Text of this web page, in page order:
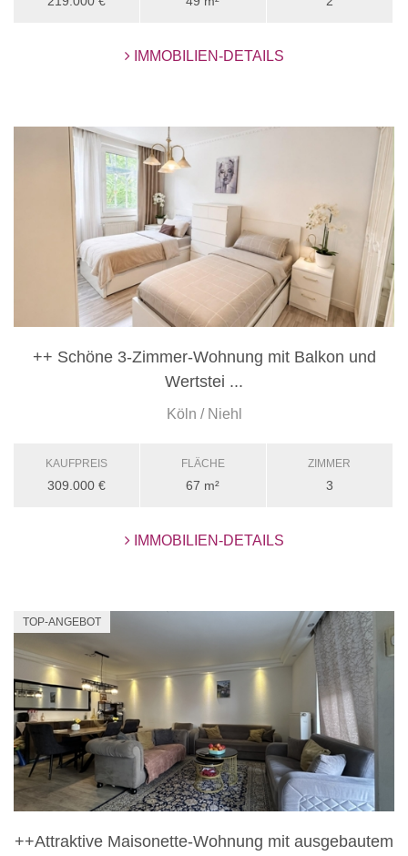
IMMOBILIEN-DETAILS
++ Schöne 3-Zimmer-Wohnung mit Balkon und
Wertstei ...
Köln / Niehl
KAUFPREIS
309.000 €
FLÄCHE
67 m²
ZIMMER
3
IMMOBILIEN-DETAILS
TOP-ANGEBOT
++Attraktive Maisonette-Wohnung mit ausgebautem